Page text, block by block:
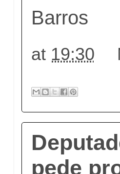
Barros
at 19:30
pede